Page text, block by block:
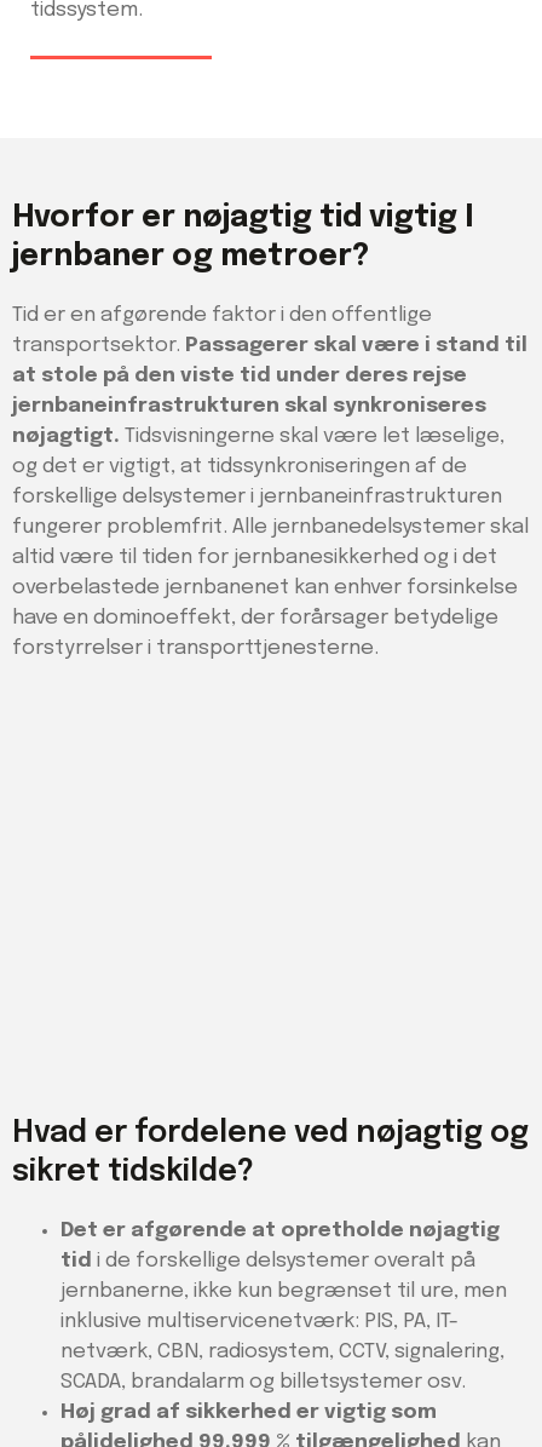
tidssystem.
Hvorfor er nøjagtig tid vigtig I
jernbaner og metroer?
Tid er en afgørende faktor i den offentlige
transportsektor. Passagerer skal være i stand til
at stole på den viste tid under deres rejse
jernbaneinfrastrukturen skal synkroniseres
nøjagtigt. Tidsvisningerne skal være let læselige,
og det er vigtigt, at tidssynkroniseringen af de
forskellige delsystemer i jernbaneinfrastrukturen
fungerer problemfrit. Alle jernbanedelsystemer skal
altid være til tiden for jernbanesikkerhed og i det
overbelastede jernbanenet kan enhver forsinkelse
have en dominoeffekt, der forårsager betydelige
forstyrrelser i transporttjenesterne.
Hvad er fordelene ved nøjagtig og
sikret tidskilde?
Det er afgørende at opretholde nøjagtig
tid i de forskellige delsystemer overalt på
jernbanerne, ikke kun begrænset til ure, men
inklusive multiservicenetværk: PIS, PA, IT-
netværk, CBN, radiosystem, CCTV, signalering,
SCADA, brandalarm og billetsystemer osv.
Høj grad af sikkerhed er vigtig som